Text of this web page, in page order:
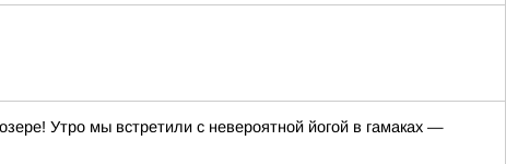
Утро мы встретили с невероятной йогой в гамаках —